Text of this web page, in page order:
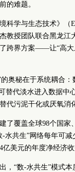
的难题。
科学与生态技术》（
教授团队联合黑龙江
跨界方案——让“高大
的奥秘在于系统耦合
替代淡水进入数据
代污泥干化或厌氧消
了覆盖全球98个国家
-水共生”网络每年可
亿美元的年度净经济
，“数-水共生”模式